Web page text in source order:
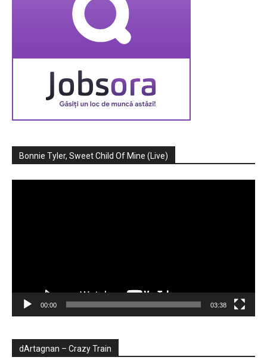
Bonnie Tyler, Sweet Child Of Mine (Live)
00:00 03:38
dArtagnan – Crazy Train